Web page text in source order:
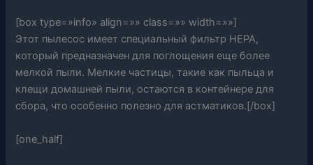
[box type=»info» align=»» class=»» width=»»]
Этот пылесос имеет специальный фильтр HEPA,
который предназначен для поглощения еще более
мелкой пыли. Мелкие частицы, такие как пыльца и
клещи домашней пыли, остаются в контейнере для
сбора, что особенно полезно для астматиков.[/box]
[one_half]